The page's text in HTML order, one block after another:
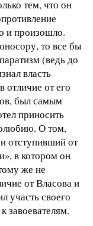
тем, что он
и произошло.
то все бы
(ведь до
власть
отличие от его
был самым
приносить
О том,
отступивший от
в котором он
же не
от Власова и
участь своего
завоевателям.